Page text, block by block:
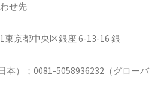
せ先
東京都中央区銀座 6-13-16 銀
本）；0081-5058936232（グローバ